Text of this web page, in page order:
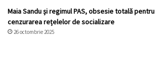
Maia Sandu și regimul PAS, obsesie totală pentru
cenzurarea rețelelor de socializare
26 octombrie 2025